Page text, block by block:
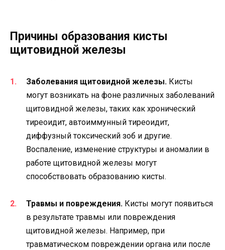
Причины образования кисты
щитовидной железы
Заболевания щитовидной железы. Кисты
могут возникать на фоне различных заболеваний
щитовидной железы, таких как хронический
тиреоидит, автоиммунный тиреоидит,
диффузный токсический зоб и другие.
Воспаление, изменение структуры и аномалии в
работе щитовидной железы могут
способствовать образованию кисты.
Травмы и повреждения. Кисты могут появиться
в результате травмы или повреждения
щитовидной железы. Например, при
травматическом повреждении органа или после